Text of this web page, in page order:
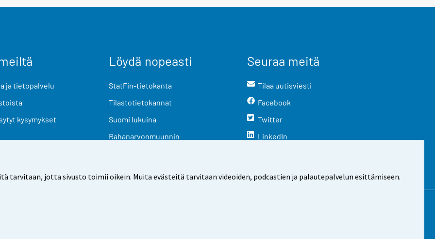
tarvitaan, jotta sivusto toimii oikein. Muita evästeitä tarvitaan videoiden, podcastien ja palautepalvelun esittämiseen.
ja tietopalvelu
kysymykset
Löydä nopeasti
StatFin-tietokanta
Tilastotietokannat
Suomi lukuina
Rahanarvonmuunnin
Seuraa meitä
Tilaa uutisviesti
Facebook
Twitter
LinkedIn